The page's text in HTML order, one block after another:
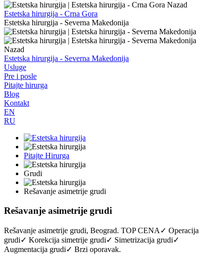
Nazad
Estetska hirurgija - Crna Gora
Estetska hirurgija - Severna Makedonija
Nazad
Estetska hirurgija - Severna Makedonija
Usluge
Pre i posle
Pitajte hirurga
Blog
Kontakt
EN
RU
Pitajte Hirurga
Grudi
Rešavanje asimetrije grudi
Rešavanje asimetrije grudi
Rešavanje asimetrije grudi, Beograd. TOP CENA✓ Operacija
grudi✓ Korekcija simetrije grudi✓ Simetrizacija grudi✓
Augmentacija grudi✓ Brzi oporavak.